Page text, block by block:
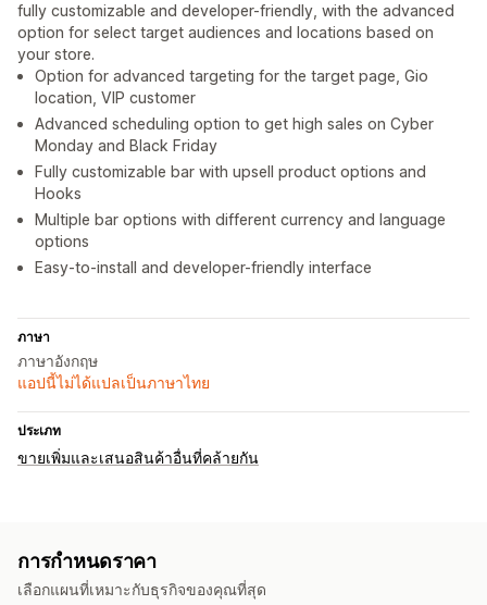
fully customizable and developer-friendly, with the advanced
option for select target audiences and locations based on
your store.
Option for advanced targeting for the target page, Gio
location, VIP customer
Advanced scheduling option to get high sales on Cyber
Monday and Black Friday
Fully customizable bar with upsell product options and
Hooks
Multiple bar options with different currency and language
options
Easy-to-install and developer-friendly interface
ภาษา
ภาษาอังกฤษ
แอปนี้ไม่ได้แปลเป็นภาษาไทย
ประเภท
ขายเพิ่มและเสนอสินค้าอื่นที่คล้ายกัน
การกำหนดราคา
เลือกแผนที่เหมาะกับธุรกิจของคุณที่สุด